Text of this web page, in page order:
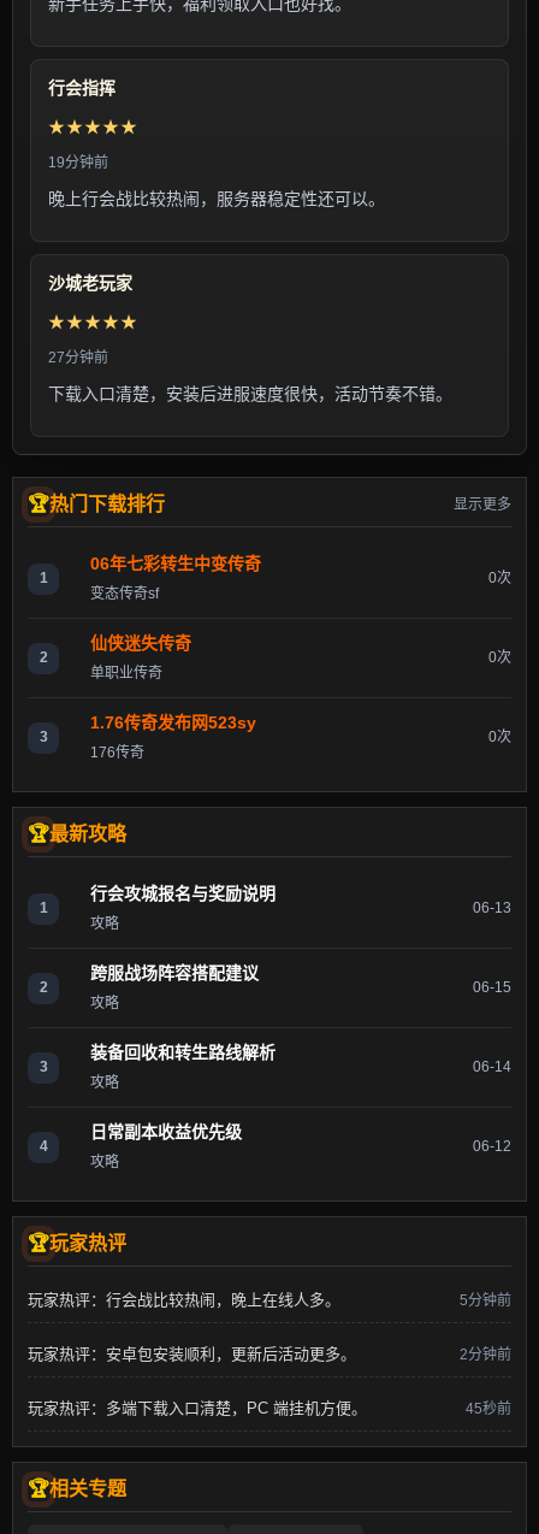
行会指挥
★★★★★
19分钟前
晚上行会战比较热闹，服务器稳定性还可以。
沙城老玩家
★★★★★
27分钟前
下载入口清楚，安装后进服速度很快，活动节奏不错。
热门下载排行 显示更多
1
06年七彩转生中变传奇
变态传奇sf
0次
2
仙侠迷失传奇
单职业传奇
0次
3
1.76传奇发布网523sy
176传奇
0次
最新攻略
1
行会攻城报名与奖励说明
攻略
06-13
2
跨服战场阵容搭配建议
攻略
06-15
3
装备回收和转生路线解析
攻略
06-14
4
日常副本收益优先级
攻略
06-12
玩家热评
玩家热评：行会战比较热闹，晚上在线人多。 5分钟前
玩家热评：安卓包安装顺利，更新后活动更多。 2分钟前
玩家热评：多端下载入口清楚，PC 端挂机方便。 45秒前
相关专题